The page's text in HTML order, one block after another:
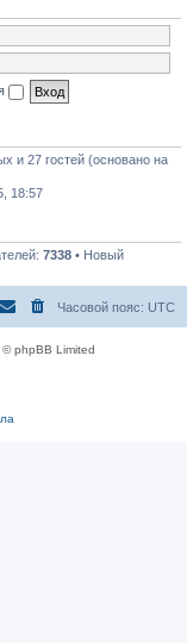
и 27 гостей (основано на
18:57
7338 • Новый
Часовой пояс: UTC
phpBB Limited